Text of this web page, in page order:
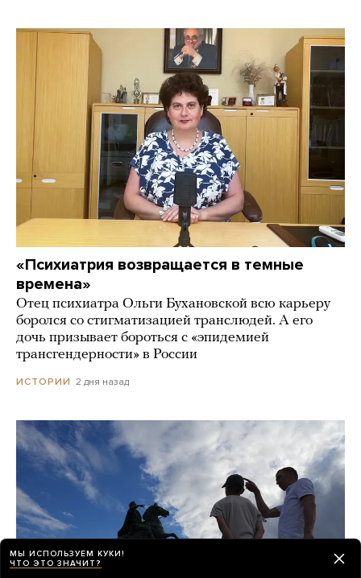
«Психиатрия возвращается в темные
времена»
Отец психиатра Ольги Бухановской всю карьеру
боролся со стигматизацией транслюдей. А его
дочь призывает бороться с «эпидемией
трансгендерности» в России
ИСТОРИИ 2 дня назад
МЫ ИСПОЛЬЗУЕМ КУКИ!
ЧТО ЭТО ЗНАЧИТ?